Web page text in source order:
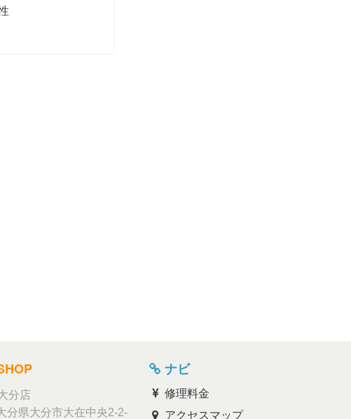
分店
分県大分市大在中央2-2-
ナビ
修理料金
アクセスマップ